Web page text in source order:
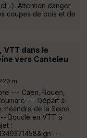
-). Attention danger
coupes de bois et de
VTT dans le
vers Canteleu
m
--- Caen, Rouen,
--- Départ à
méandre de la Seine
Boucle en VTT à
:
---